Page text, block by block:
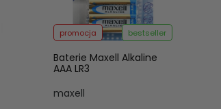
promocja bestseller
Baterie Maxell Alkaline
AAA LR3
maxell